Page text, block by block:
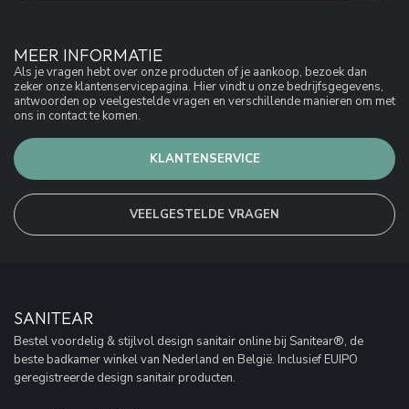
MEER INFORMATIE
Als je vragen hebt over onze producten of je aankoop, bezoek dan
zeker onze klantenservicepagina. Hier vindt u onze bedrijfsgegevens,
antwoorden op veelgestelde vragen en verschillende manieren om met
ons in contact te komen.
KLANTENSERVICE
VEELGESTELDE VRAGEN
SANITEAR
Bestel voordelig & stijlvol design sanitair online bij Sanitear®, de
beste badkamer winkel van Nederland en België. Inclusief EUIPO
geregistreerde design sanitair producten.